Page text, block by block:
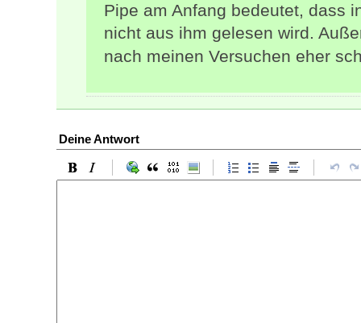
Pipe am Anfang bedeutet, dass
nicht aus ihm gelesen wird.
nach meinen Versuchen eher
Deine Antwort